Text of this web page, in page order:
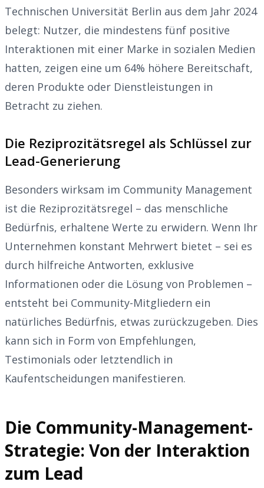
Technischen Universität Berlin aus dem Jahr 2024
belegt: Nutzer, die mindestens fünf positive
Interaktionen mit einer Marke in sozialen Medien
hatten, zeigen eine um 64% höhere Bereitschaft,
deren Produkte oder Dienstleistungen in
Betracht zu ziehen.
Die Reziprozitätsregel als Schlüssel zur
Lead-Generierung
Besonders wirksam im Community Management
ist die Reziprozitätsregel – das menschliche
Bedürfnis, erhaltene Werte zu erwidern. Wenn Ihr
Unternehmen konstant Mehrwert bietet – sei es
durch hilfreiche Antworten, exklusive
Informationen oder die Lösung von Problemen –
entsteht bei Community-Mitgliedern ein
natürliches Bedürfnis, etwas zurückzugeben. Dies
kann sich in Form von Empfehlungen,
Testimonials oder letztendlich in
Kaufentscheidungen manifestieren.
Die Community-Management-
Strategie: Von der Interaktion
zum Lead